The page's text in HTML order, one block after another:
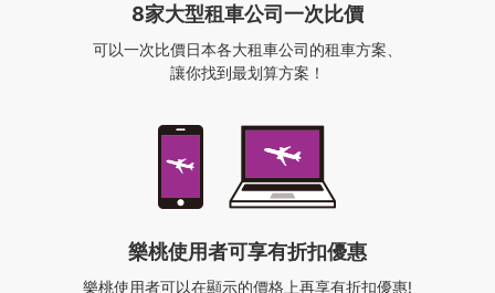
8家大型租車公司一次比價
可以一次比價日本各大租車公司的租車方案、
讓你找到最划算方案！
樂桃使用者可享有折扣優惠
樂桃使用者可以在顯示的價格上再享有折扣優惠!